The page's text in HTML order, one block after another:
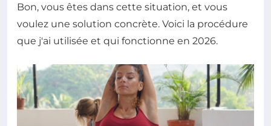
Bon, vous êtes dans cette situation, et vous
voulez une solution concrète. Voici la procédure
que j'ai utilisée et qui fonctionne en 2026.